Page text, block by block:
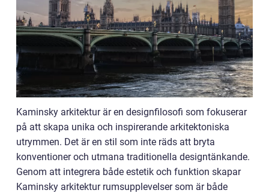
Kaminsky arkitektur är en designfilosofi som fokuserar
på att skapa unika och inspirerande arkitektoniska
utrymmen. Det är en stil som inte räds att bryta
konventioner och utmana traditionella designtänkande.
Genom att integrera både estetik och funktion skapar
Kaminsky arkitektur rumsupplevelser som är både